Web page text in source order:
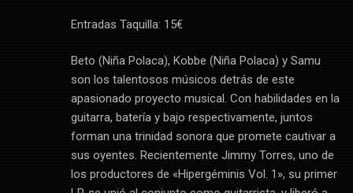
Entradas Taquilla: 15€
Beto (Niña Polaca), Kobbe (Niña Polaca) y Samu
son los talentosos músicos detrás de este
apasionado proyecto musical. Con habilidades en la
guitarra, batería y bajo respectivamente, juntos
forman una trinidad sonora que promete cautivar a
sus oyentes. Recientemente Jimmy Torres, uno de
los productores de «Hipergéminis Vol. 1», su primer